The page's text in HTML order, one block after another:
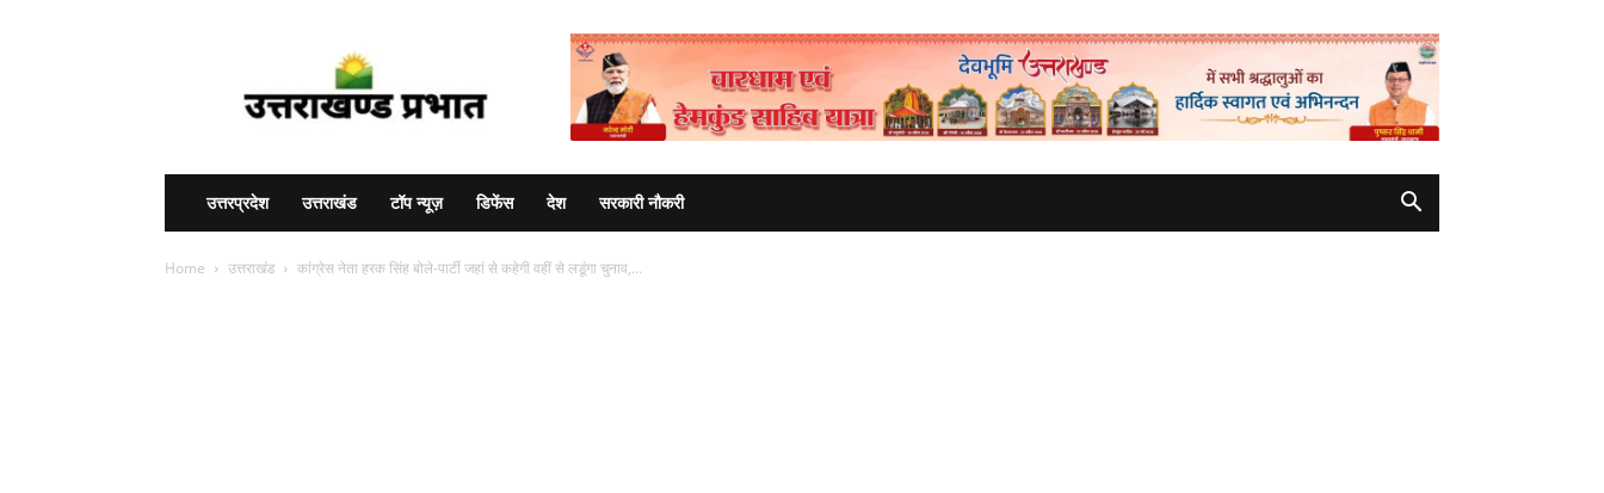
Advertisement
उत्तरप्रदेश उत्तराखंड टॉप न्यूज़ डिफेंस देश सरकारी नौकरी
Home उत्तराखंड कांग्रेस नेता हरक सिंह बोले-पार्टी जहां से कहेगी वहीं से लडूंगा चुनाव,...